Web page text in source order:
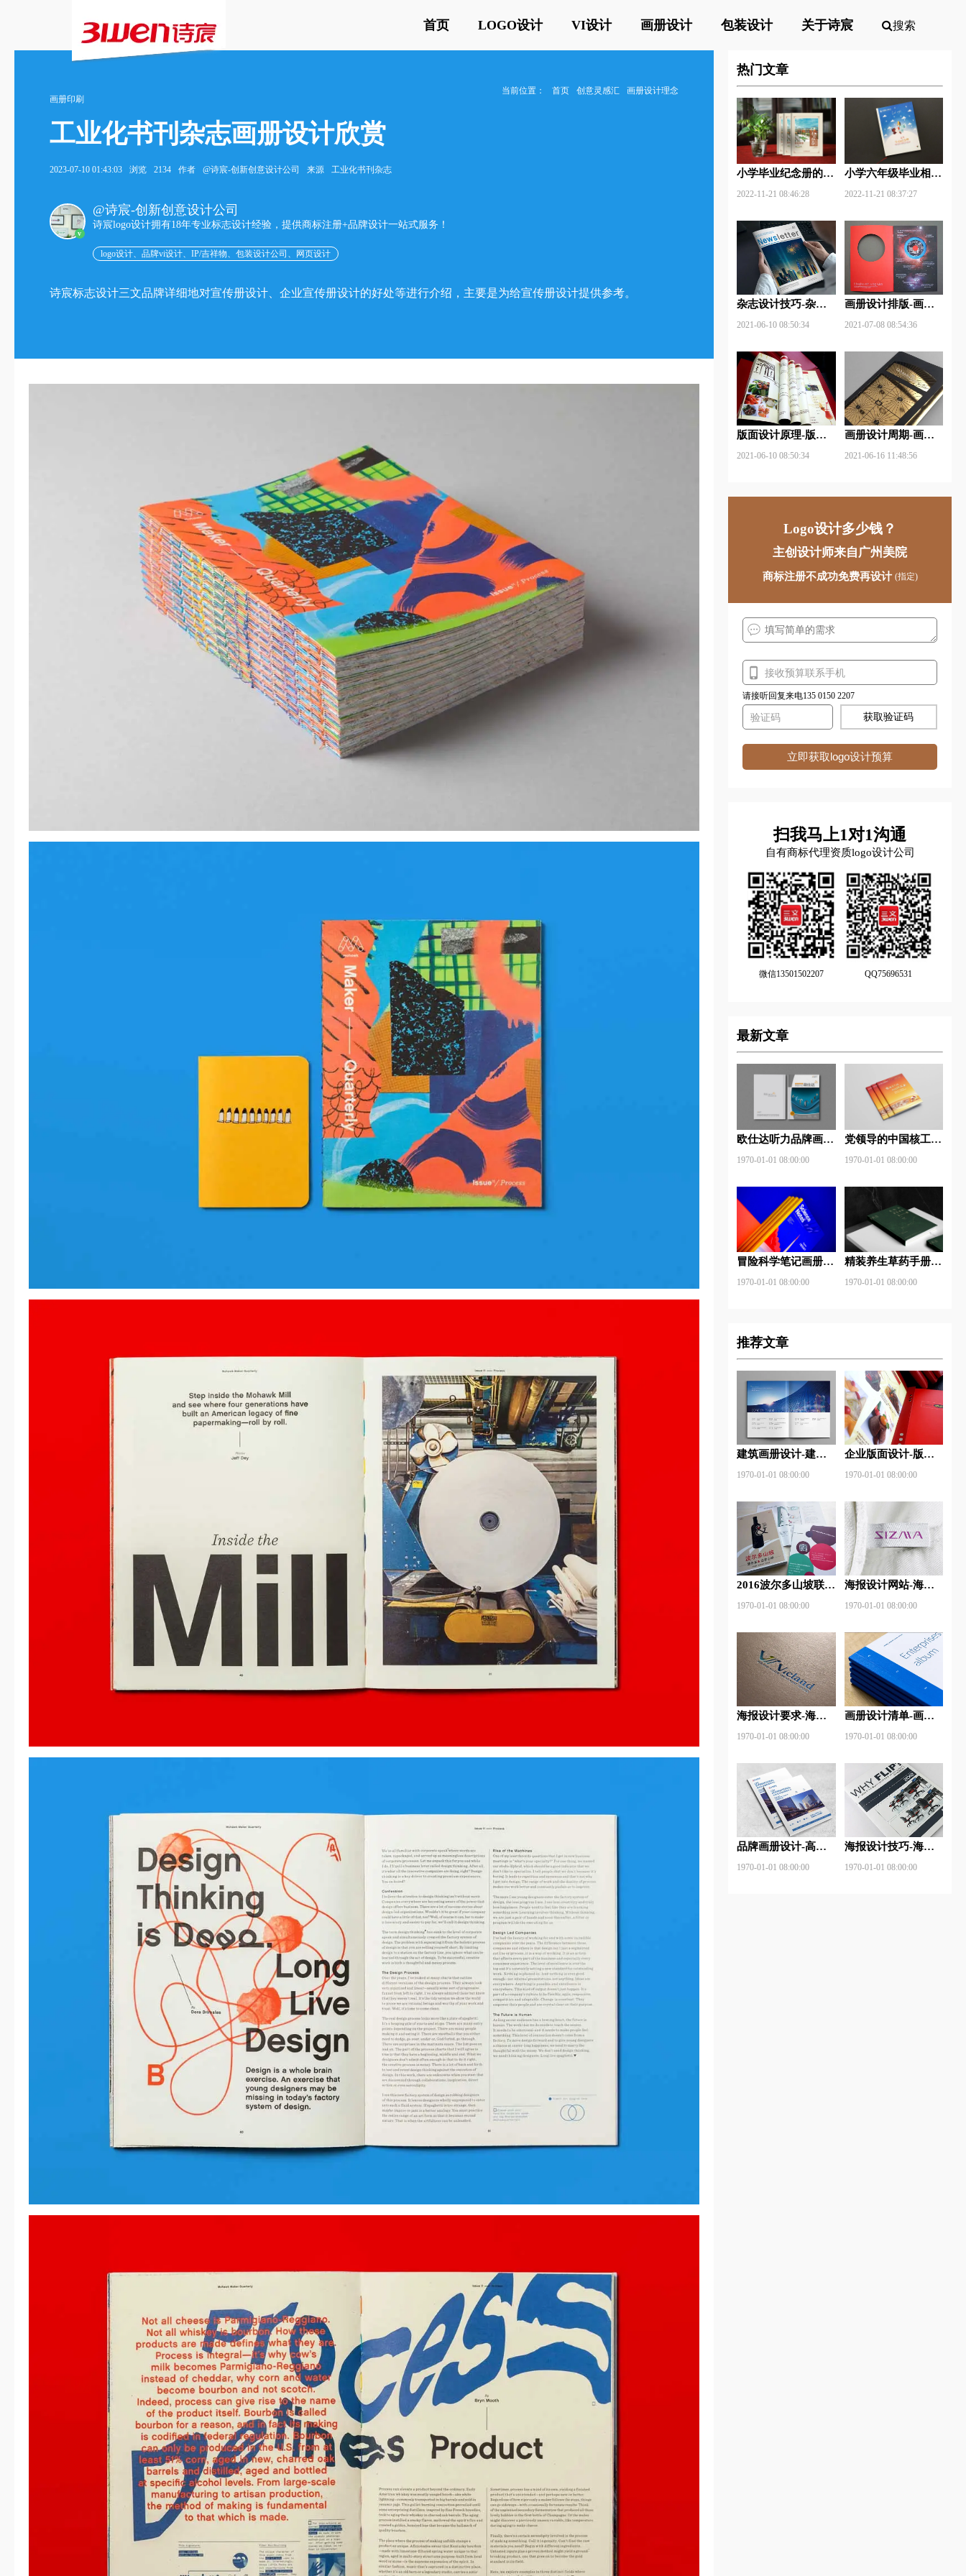
首页 LOGO设计 VI设计 画册设计 包装设计 关于诗宸 搜索
当前位置： 首页 创意灵感汇
画册设计理念
画册印刷
工业化书刊杂志画册设计欣赏
2023-07-10 01:43:03 浏览 2134 作者 @诗宸-创新创意设计公司 来源 工业化书刊杂志
v
@诗宸-创新创意设计公司
诗宸logo设计拥有18年专业标志设计经验，提供商标注册+品牌设计一站式服务！
logo设计、品牌vi设计、IP/吉祥物、包装设计公司、网页设计
诗宸标志设计三文品牌详细地对宣传册设计、企业宣传册设计的好处等进行介绍，主要是为给宣传册设计提供参考。
热门文章
小学毕业纪念册的卷
2022-11-21 08:46:28
小学六年级毕业相册
2022-11-21 08:37:27
杂志设计技巧-杂志
手法？
2021-06-10 08:50:34
画册设计排版-画册
2021-07-08 08:54:36
版面设计原理-版面
素？
2021-06-10 08:50:34
画册设计周期-画册
成？
2021-06-16 11:48:56
Logo设计多少钱？
主创设计师来自广州美院
商标注册不成功免费再设计 (指定)
请接听回复来电135 0150 2207
获取验证码
立即获取logo设计预算
扫我马上1对1沟通
自有商标代理资质logo设计公司
微信13501502207 QQ75696531
最新文章
欧仕达听力品牌画册
1970-01-01 08:00:00
党领导的中国核工业
1970-01-01 08:00:00
冒险科学笔记画册设
1970-01-01 08:00:00
精装养生草药手册设
1970-01-01 08:00:00
推荐文章
建筑画册设计-建筑
什么？有什么作用？
1970-01-01 08:00:00
企业版面设计-版面
形式有哪些？
1970-01-01 08:00:00
2016波尔多山坡联
1970-01-01 08:00:00
海报设计网站-海报
些？特点有哪些？
1970-01-01 08:00:00
海报设计要求-海报
法是什么？
1970-01-01 08:00:00
画册设计清单-画册
什么？
1970-01-01 08:00:00
品牌画册设计-高端
有哪些？
1970-01-01 08:00:00
海报设计技巧-海报
1970-01-01 08:00:00